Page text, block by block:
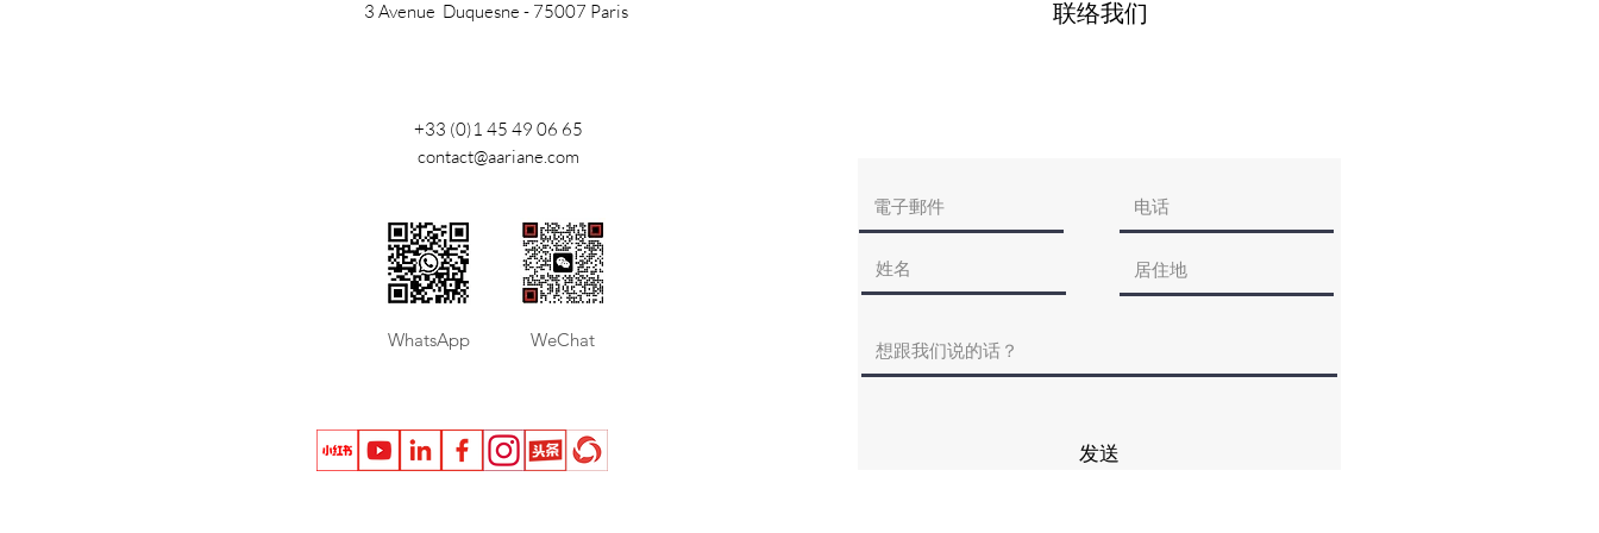
3 Avenue Duquesne - 75007 Paris
+33 (0)1 45 49 06 65
contact@aariane.com
​WhatsApp WeChat
联络我们
发送